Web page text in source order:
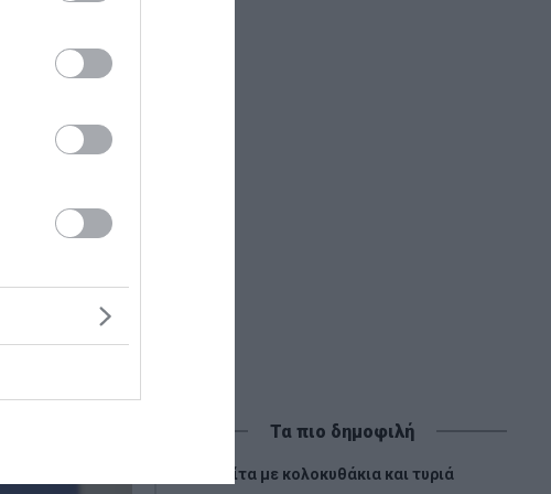
Τα πιο δημοφιλή
Πίτα με κολοκυθάκια και τυριά